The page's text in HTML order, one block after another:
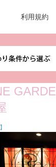
利用規約